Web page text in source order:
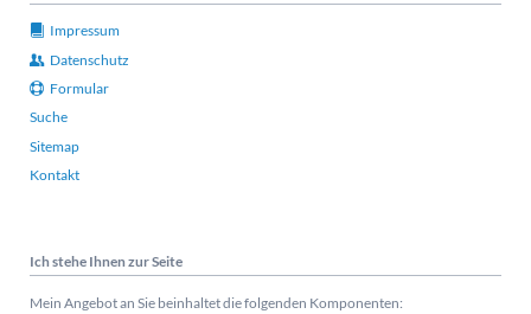
Impressum
Datenschutz
Formular
Suche
Sitemap
Kontakt
Ich stehe Ihnen zur Seite
Mein Angebot an Sie beinhaltet die folgenden Komponenten: